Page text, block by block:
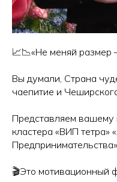
📈📉«Не меняй
Вы думали, Страна
чаепитие и
Представляем
кластера «ВИП тетра»
Предпринимательства».
🎬Это мотивационный